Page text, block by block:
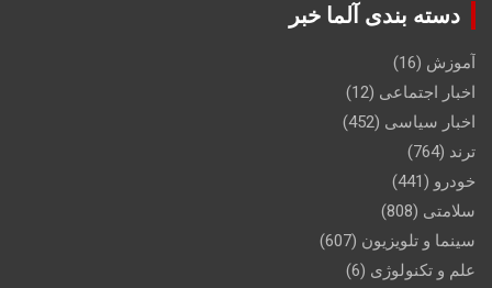
دسته بندی آلما خبر
آموزش (16)
اخبار اجتماعی (12)
اخبار سیاسی (452)
ترند (764)
خودرو (441)
سلامتی (808)
سینما و تلویزیون (607)
علم و تکنولوژی (6)